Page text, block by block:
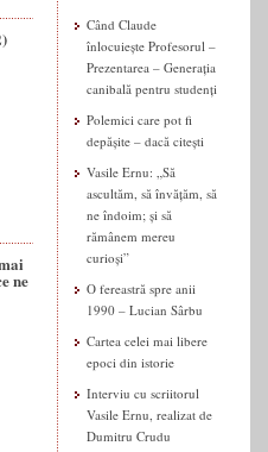
ne
Când Claude
înlocuiește Profesorul –
Prezentarea – Generația
canibală pentru studenți
Polemici care pot fi
depășite – dacă citești
Vasile Ernu: „Să
ascultăm, să învățăm, să
ne îndoim; și să
rămânem mereu
curioși”
O fereastră spre anii
1990 – Lucian Sârbu
Cartea celei mai libere
epoci din istorie
Interviu cu scriitorul
Vasile Ernu, realizat de
Dumitru Crudu